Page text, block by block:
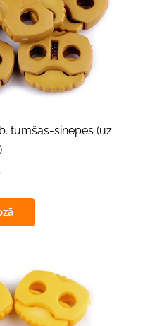
tumšas-sinepes (uz